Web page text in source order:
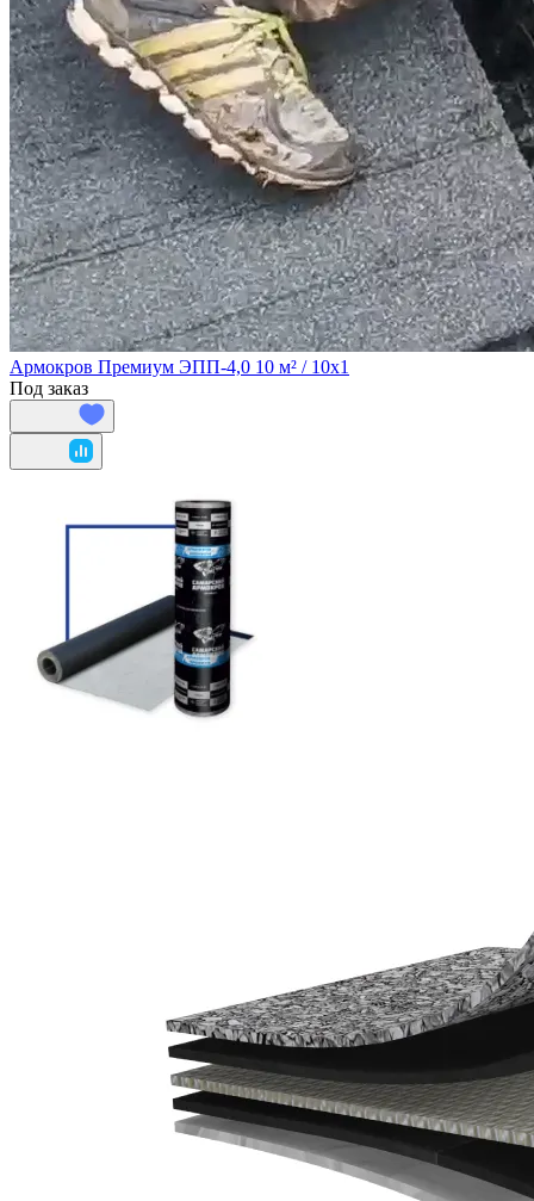
Армокров Премиум ЭПП-4,0 10 м² / 10х1
Под заказ